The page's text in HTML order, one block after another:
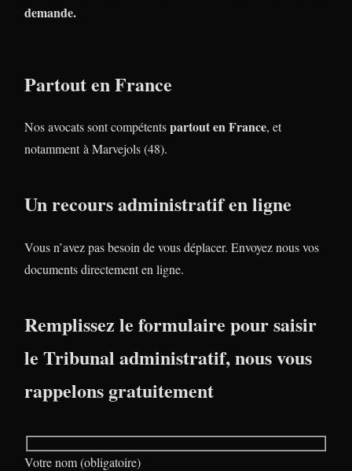
demande.
Partout en France
Nos avocats sont compétentspartout en France, et
notamment à Marvejols (48).
Un recours administratif en ligne
Vous n’avez pas besoin de vous déplacer. Envoyez nous vos
documents directement en ligne.
Remplissez le formulaire pour saisir
le Tribunal administratif, nous vous
rappelons gratuitement
Votre nom (obligatoire)